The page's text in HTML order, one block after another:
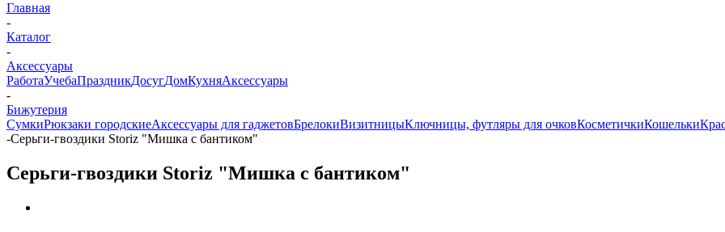
Главная
-
Каталог
-
Аксессуары
РаботаУчебаПраздникДосугДомКухняАксессуары
-
Бижутерия
СумкиРюкзаки городскиеАксессуары для гаджетовБрелокиВизитницыКлючницы, футляры для очковКосметичкиКошельки
-Серьги-гвоздики Storiz "Мишка с бантиком"
Серьги-гвоздики Storiz "Мишка с бантиком"